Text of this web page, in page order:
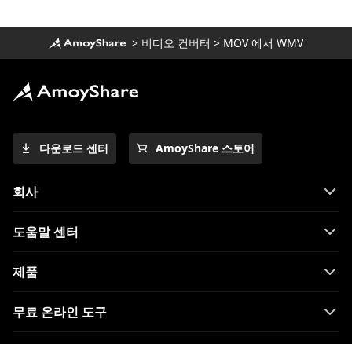
> 비디오 컨버터 > MOV 에서 WMV
다운로드 센터 AmoyShare 스토어
회사
도움말 센터
제품
무료 온라인 도구